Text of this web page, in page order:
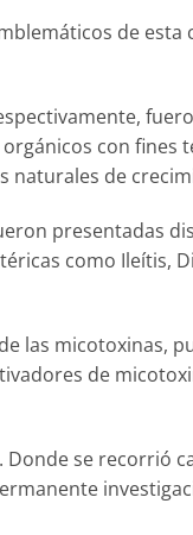
de esta
con fines
naturales de
presentadas
como Ileítis,
las micotoxinas,
de
Donde se recorrió